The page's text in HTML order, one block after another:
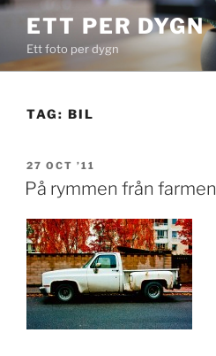
Skip
content
ETT PER DYGN
Ett foto per dygn
TAG: BIL
POSTED
ON
27 OCT ’11
På rymmen från farmen